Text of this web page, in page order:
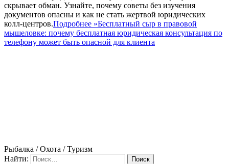
скрывает обман. Узнайте, почему советы без изучения
документов опасны и как не стать жертвой юридических
колл-центров.Подробнее »Бесплатный сыр в правовой
мышеловке: почему бесплатная юридическая консультация по
телефону может быть опасной для клиента
Рыбалка / Охота / Туризм
Найти: